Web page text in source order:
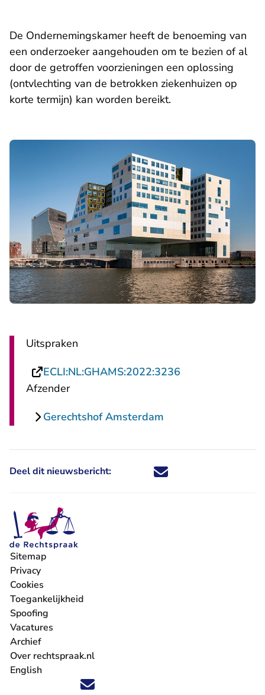
De Ondernemingskamer heeft de benoeming van
een onderzoeker aangehouden om te bezien of al
door de getroffen voorzieningen een oplossing
(ontvlechting van de betrokken ziekenhuizen op
korte termijn) kan worden bereikt.
Uitspraken
ECLI:NL:GHAMS:2022:3236
Afzender
Gerechtshof Amsterdam
Deel dit nieuwsbericht: Deel dit nieuwsbericht via X -
Deel dit nieuwsbericht via
Deel dit nieuwsbericht
Deel dit
Volg ons op X (Twitter) - U verlaat Rechtspraak.nl
Volg ons op Facebook - U verlaat Rechtspraak.nl
Volg ons op Instagram - U verlaat Rechtspraak.nl
Volg ons op Youtube - U verlaat Rechtspraak.nl
Volg ons op LinkedIn - U verlaat
'Blijf op de hoogte' nieuwsbrief - U verlaat
Sitemap
Privacy
Cookies
Toegankelijkheid
Spoofing
Vacatures
- U verlaat Rechtspraak.nl
Archief
Over rechtspraak.nl
English